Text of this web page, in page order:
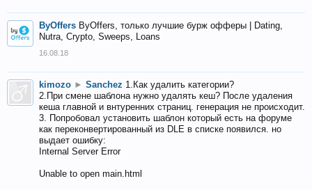
ByOffers ByOffers, только лучшие бурж офферы | Dating,
Nutra, Crypto, Sweeps, Loans
16.08.18
kimozo ► Sanchez 1.Как удалить категории?
2.При смене шаблона нужно удалять кеш? После удаления
кеша главной и внтуренних страниц. генерация не происходит.
3. Попробовал установить шаблон который есть на форуме
как переконвертированный из DLE в списке появился. но
выдает ошибку:
Internal Server Error
Unable to open main.html